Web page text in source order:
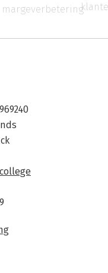
margeverbetering